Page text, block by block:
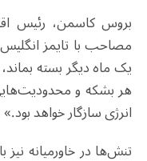
بروس کاسمن، رئیس
مصاحب با تایمز
هر بشکه و
انرژی سازگار خواهد بود.
»
تنش‌ها در خاورمیانه نیز